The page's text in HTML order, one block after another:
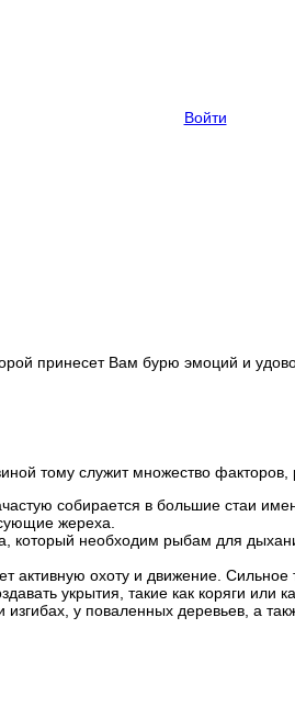
Войти
принесет Вам бурю эмоций и
тому служит множество
собирается в большие стаи
жереха.
необходим рыбам для
охоту и движение.
укрытия, такие как коряги или
у поваленных деревьев, а